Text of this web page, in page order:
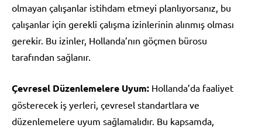
olmayan çalışanlar istihdam etmeyi planlıyorsanız, bu
çalışanlar için gerekli çalışma izinlerinin alınmış olması
gerekir. Bu izinler, Hollanda’nın göçmen bürosu
tarafından sağlanır.
Çevresel Düzenlemelere Uyum: Hollanda’da faaliyet
gösterecek iş yerleri, çevresel standartlara ve
düzenlemelere uyum sağlamalıdır. Bu kapsamda,